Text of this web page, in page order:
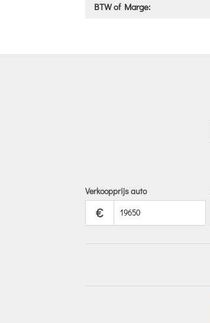
BTW of Marge:
Verkoopprijs auto
€